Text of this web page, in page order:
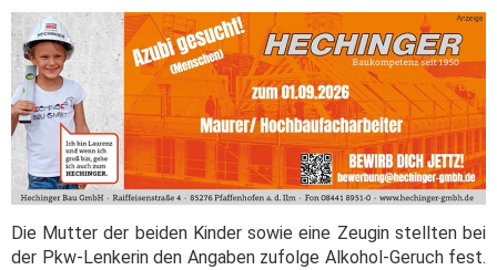
Die Mutter der beiden Kinder sowie eine Zeugin stellten bei
der Pkw-Lenkerin den Angaben zufolge Alkohol-Geruch fest.